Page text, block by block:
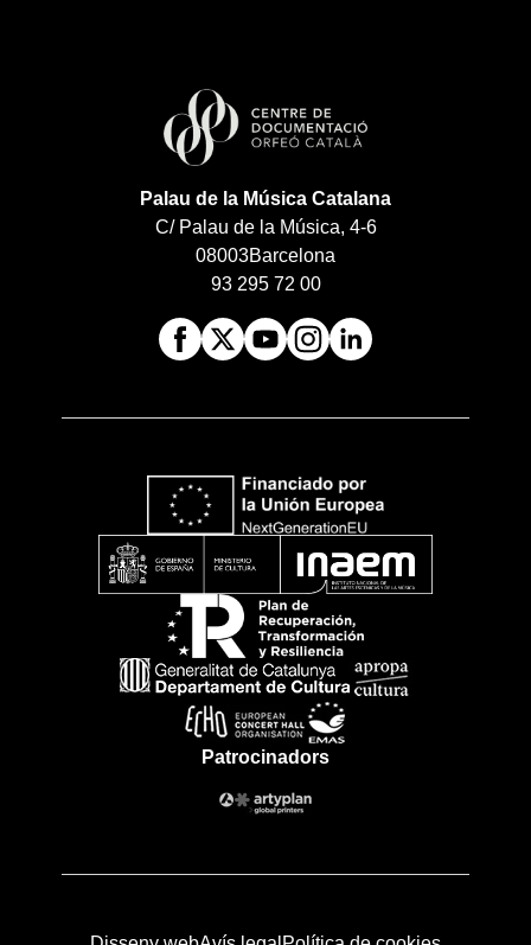
Palau de la Música Catalana
C/ Palau de la Música, 4-6
08003Barcelona
93 295 72 00
Patrocinadors